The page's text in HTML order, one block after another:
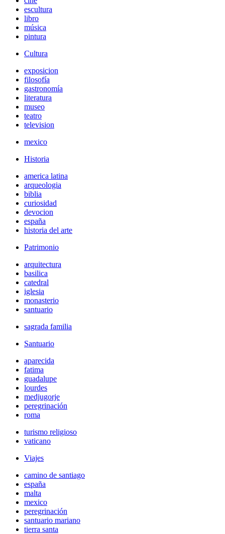
escultura
libro
música
pintura
Cultura
exposicion
filosofía
gastronomía
literatura
museo
teatro
television
mexico
Historia
america latina
arqueologia
biblia
curiosidad
devocion
españa
historia del arte
Patrimonio
arquitectura
basilica
catedral
iglesia
monasterio
santuario
sagrada familia
Santuario
aparecida
fatima
guadalupe
lourdes
medjugorje
peregrinación
roma
turismo religioso
vaticano
Viajes
camino de santiago
españa
malta
mexico
peregrinación
santuario mariano
tierra santa